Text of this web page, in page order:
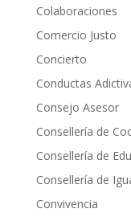
Colaboraciones
Comercio Justo
Concierto
Conductas
Consejo Asesor
Consellería de
Consellería de
Consellería de
Convivencia